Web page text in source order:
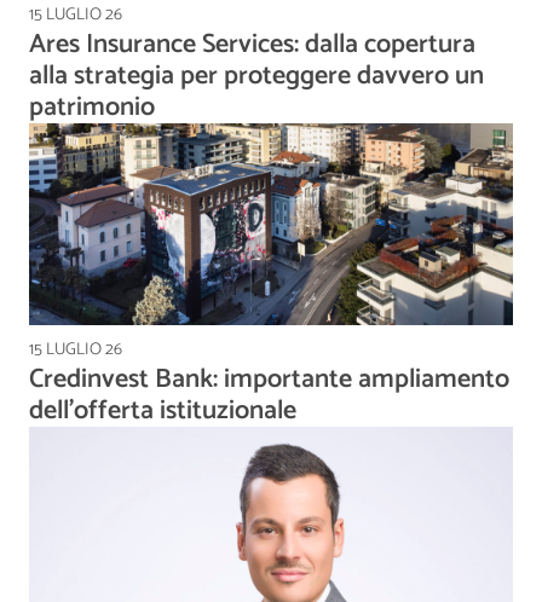
15 LUGLIO 26
Ares Insurance Services: dalla copertura
alla strategia per proteggere davvero un
patrimonio
15 LUGLIO 26
Credinvest Bank: importante ampliamento
dell’offerta istituzionale